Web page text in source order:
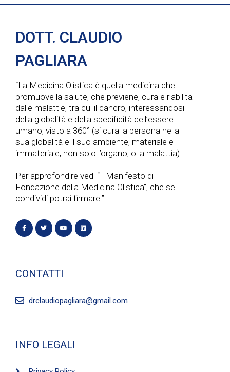
DOTT. CLAUDIO
PAGLIARA
“La Medicina Olistica è quella medicina che
promuove la salute, che previene, cura e riabilita
dalle malattie, tra cui il cancro, interessandosi
della globalità e della specificità dell’essere
umano, visto a 360° (si cura la persona nella
sua globalità e il suo ambiente, materiale e
immateriale, non solo l’organo, o la malattia).
Per approfondire vedi “Il Manifesto di
Fondazione della Medicina Olistica”, che se
condividi potrai firmare.”
CONTATTI
drclaudiopagliara@gmail.com
INFO LEGALI